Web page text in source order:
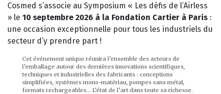
Cosmed s’associe au Symposium « Les défis de l’Airless
» le 10 septembre 2026 à la Fondation Cartier à Paris :
une occasion exceptionnelle pour tous les industriels du
secteur d’y prendre part !
Cet événement unique réunira l’ensemble des acteurs de
l’emballage autour des dernières innovations scientifiques,
techniques et industrielles des fabricants : conceptions
simplifiées, systèmes mono-matériau, pompes sans métal,
formats rechargeables… L’état de l’art dans toute sa richesse.